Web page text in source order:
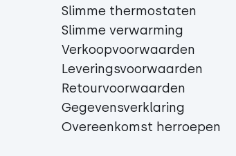
Slimme thermostaten
Slimme verwarming
Verkoopvoorwaarden
Leveringsvoorwaarden
Retourvoorwaarden
Gegevensverklaring
Overeenkomst herroepen